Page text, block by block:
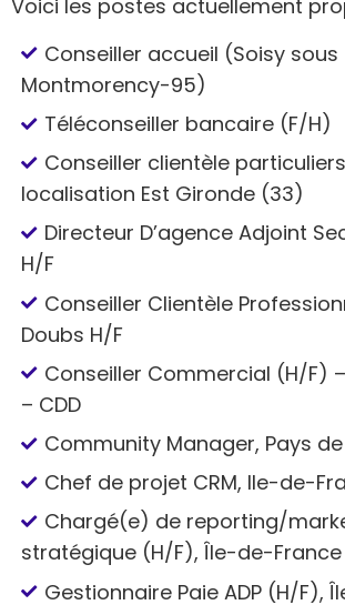
Voici les postes actuellement
Conseiller accueil (Soisy sous
Montmorency-95)
Téléconseiller bancaire (F/H)
Conseiller clientèle
localisation Est Gironde (33)
Directeur D’agence Adjoint
H/F
Conseiller Clientèle
Doubs H/F
Conseiller Commercial (H/F)
– CDD
Community Manager, Pays
Chef de projet CRM, Ile-de-
Chargé(e) de reporting/
stratégique (H/F), Île-de-France
Gestionnaire Paie ADP (H/F),